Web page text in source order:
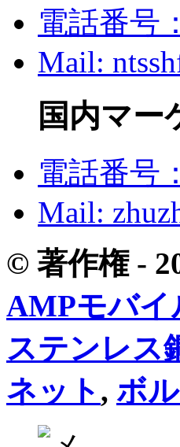
電話番号
Mail:
国内マー
電話番号
Mail:
© 著作権 -
AMPモバイ
ステンレス
ネット , ボ